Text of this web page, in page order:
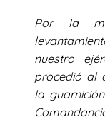
Por la
nuestro
procedió al
la